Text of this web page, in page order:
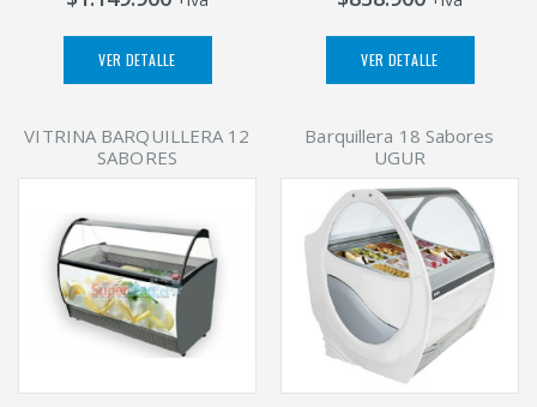
VER DETALLE VER DETALLE
VITRINA BARQUILLERA 12
SABORES
Barquillera 18 Sabores
UGUR